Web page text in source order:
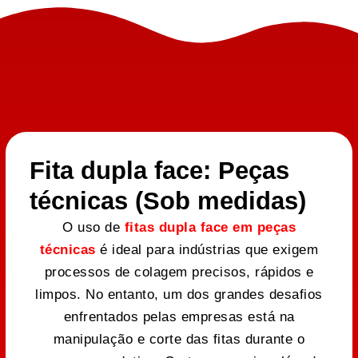
Fita dupla face: Peças
técnicas (Sob medidas)
O uso de fitas dupla face em peças
técnicas é ideal para indústrias que exigem
processos de colagem precisos, rápidos e
limpos. No entanto, um dos grandes desafios
enfrentados pelas empresas está na
manipulação e corte das fitas durante o